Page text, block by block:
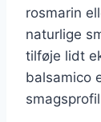
rosmarin
naturlige
tilføje lidt
balsamico